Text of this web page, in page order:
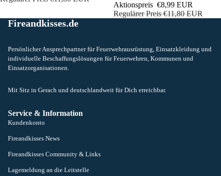
Aktionspreis €8,99 EUR
Regulärer Preis€11,80 EUR
Fireandkisses.de
Persönlicher Ansprechpartner für Feuerwehrausrüstung, Einsatzkleidung und
individuelle Beschaffungslösungen für Feuerwehren, Kommunen und
Einsatzorganisationen.
Mit Sitz in Gerach und deutschlandweit für Dich erreichbar.
Service & Information
Kundenkonto
Fireandkisses News
Fireandkisses Community & Links
Lagemeldung an die Leitstelle